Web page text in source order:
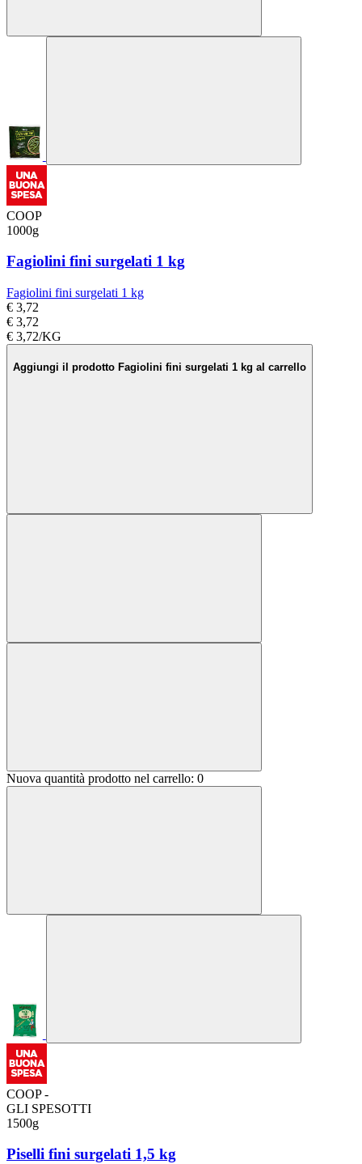
COOP
1000g
Fagiolini fini surgelati 1 kg
Fagiolini fini surgelati 1 kg
€ 3,72
€ 3,72
€ 3,72/KG
Aggiungi il prodotto Fagiolini fini surgelati 1 kg al carrello
Nuova quantità prodotto nel carrello: 0
COOP -
GLI SPESOTTI
1500g
Piselli fini surgelati 1,5 kg